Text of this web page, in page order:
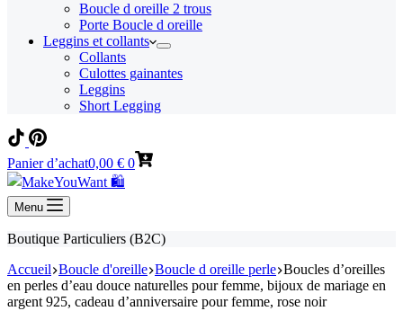
Boucle d oreille 2 trous
Porte Boucle d oreille
Leggins et collants
Collants
Culottes gainantes
Leggins
Short Legging
Panier d’achat0,00 € 0
Menu
Boutique Particuliers (B2C)
Accueil Boucle d'oreille Boucle d oreille perle Boucles d’oreilles
en perles d’eau douce naturelles pour femme, bijoux de mariage en
argent 925, cadeau d’anniversaire pour femme, rose noir